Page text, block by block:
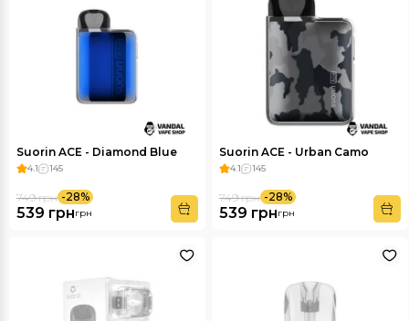
Suorin ACE - Diamond Blue
4.1 145
539 грнгрн
749 грн -28%
Suorin ACE - Urban Camo
4.1 145
539 грнгрн
749 грн -28%